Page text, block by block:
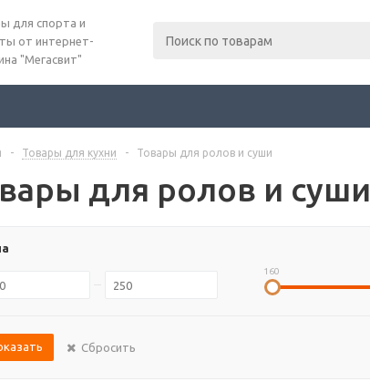
для спорта и
от интернет-
"Мегасвит"
- Товары для кухни - Товары для ролов и суши
для ролов и суши
160
Сбросить